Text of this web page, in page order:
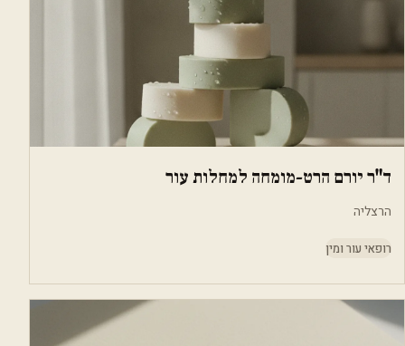
ד"ר יורם הרט-מומחה למחלות עור
הרצליה
רופאי עור ומין